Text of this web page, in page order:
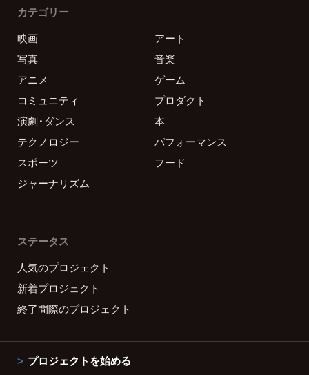
カテゴリー
映画
アート
写真
音楽
アニメ
ゲーム
コミュニティ
プロダクト
演劇・ダンス
本
テクノロジー
パフォーマンス
スポーツ
フード
ジャーナリズム
ステータス
人気のプロジェクト
新着プロジェクト
終了間際のプロジェクト
プロジェクトを始める